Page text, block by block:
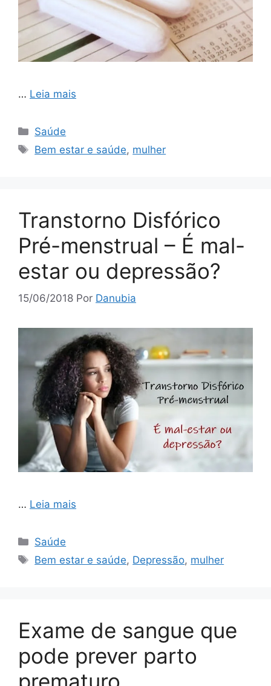
… Leia mais
Categorias
Saúde
Tags
Bem estar e saúde, mulher
Transtorno Disfórico
Pré-menstrual – É mal-
estar ou depressão?
15/06/2018 Por Danubia
… Leia mais
Categorias
Saúde
Tags
Bem estar e saúde, Depressão, mulher
Exame de sangue que
pode prever parto